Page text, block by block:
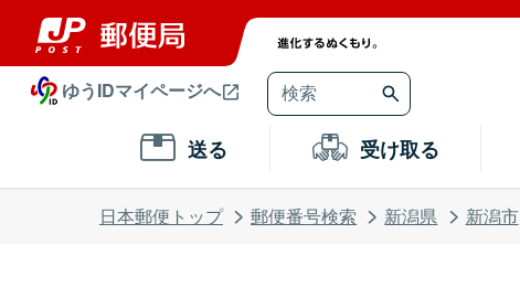
ゆうIDマイページへ
送る 受け取る
日本郵便トップ 郵便番号検索 新潟県 新潟市